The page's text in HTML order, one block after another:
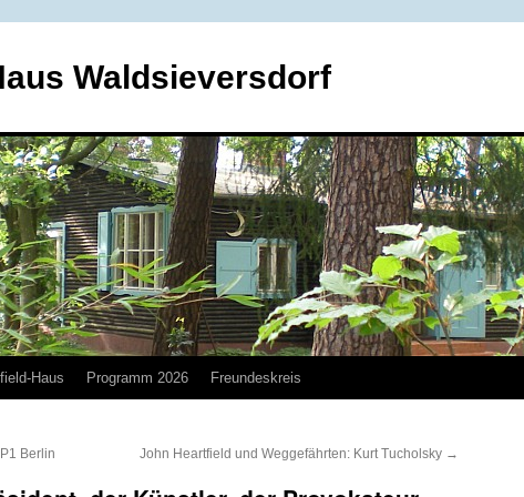
Waldsieversdorf
Haus Programm 2026 Freundeskreis
Berlin John Heartfield und Weggefährten: Kurt Tucholsky →